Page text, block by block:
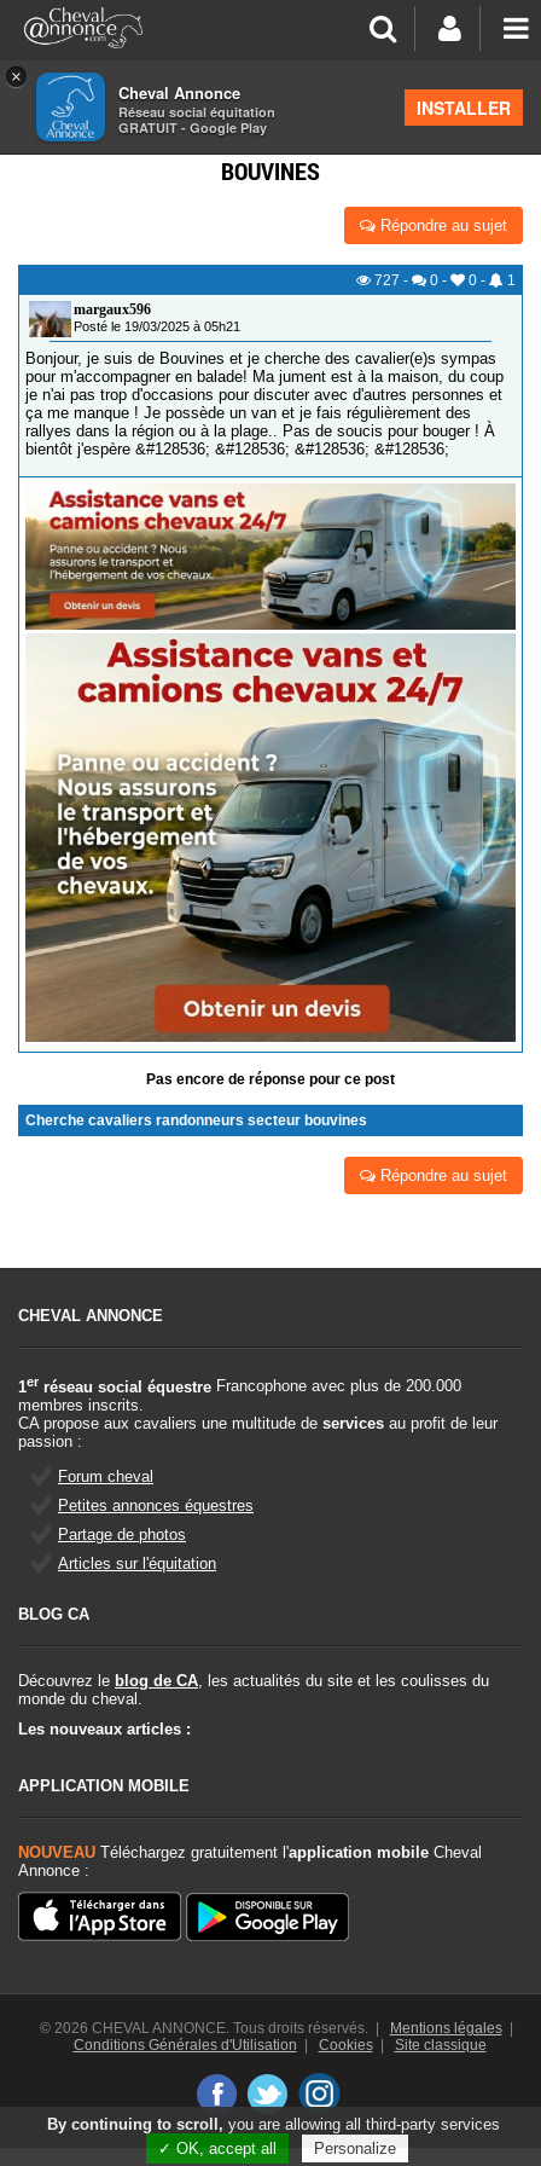
×
Cheval Annonce
Réseau social équitation
GRATUIT - Google Play
INSTALLER
>Les groupes régionaux>Nord Pas de Calais
CHERCHE CAVALIERS RANDONNEURS SECTEUR
BOUVINES
Répondre au sujet
727 - 0 - 0 -
1
margaux596
Posté le 19/03/2025 à 05h21
Bonjour, je suis de Bouvines et je cherche des cavalier(e)s sympas
pour m'accompagner en balade! Ma jument est à la maison, du coup
je n'ai pas trop d'occasions pour discuter avec d'autres personnes et
ça me manque ! Je possède un van et je fais régulièrement des
rallyes dans la région ou à la plage.. Pas de soucis pour bouger ! À
bientôt j'espère &#128536; &#128536; &#128536; &#128536;
Pas encore de réponse pour ce post
Cherche cavaliers randonneurs secteur bouvines
Répondre au sujet
CHEVAL ANNONCE
1er réseau social équestre Francophone avec plus de 200.000
membres inscrits.
CA propose aux cavaliers une multitude de services au profit de leur
passion :
Forum cheval
Petites annonces équestres
Partage de photos
Articles sur l'équitation
BLOG CA
Découvrez le blog de CA , les actualités du site et les coulisses du
monde du cheval.
Les nouveaux articles :
APPLICATION MOBILE
NOUVEAU Téléchargez gratuitement l'application mobile Cheval
Annonce :
© 2026 CHEVAL ANNONCE. Tous droits réservés. | Mentions légales|
Conditions Générales d'Utilisation | Cookies| Site classique
By continuing to scroll, you are allowing all third-party services
✓ OK, accept all
Personalize